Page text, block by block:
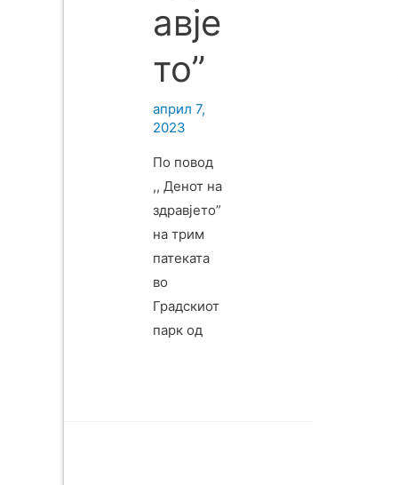
авје
то”
април 7,
2023
По повод
,, Денот на
здравјето”
на трим
патеката
во
Градскиот
парк од